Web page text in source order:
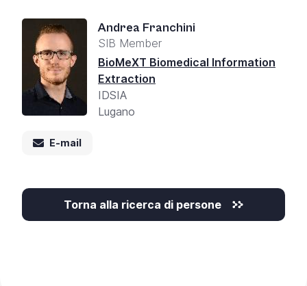
Andrea Franchini
SIB Member
BioMeXT Biomedical Information
Extraction
IDSIA
Lugano
E-mail
Torna alla ricerca di persone